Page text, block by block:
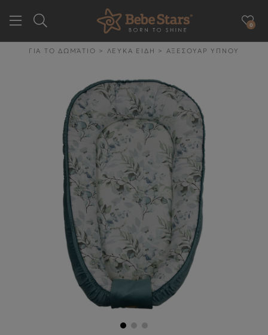
GR EN
ΓΙΑ ΤΗΝ ΒΟΛΤΑ
ΓΙΑ ΤΟ ΑΥΤΟΚΙΝΗΤΟ
ΓΙΑ ΤΗΝ ΥΓΙΕΙΝΉ & ΤΟ
ΓΙΑ ΤΟ ΔΩΜΆΤΙΟ
ΓΙΑ ΤΟ ΠΑΙΧΝΊΔΙ
0
ΓΙΑ ΤΟ ΔΩΜΆΤΙΟ > ΛΕΥΚΑ ΕΙΔΗ > ΑΞΕΣΟΥΑΡ ΥΠΝΟΥ